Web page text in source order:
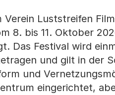
Luststreifen
8. bis 11. Oktober
Das Festival wird
und gilt in der
und
eingerichtet,